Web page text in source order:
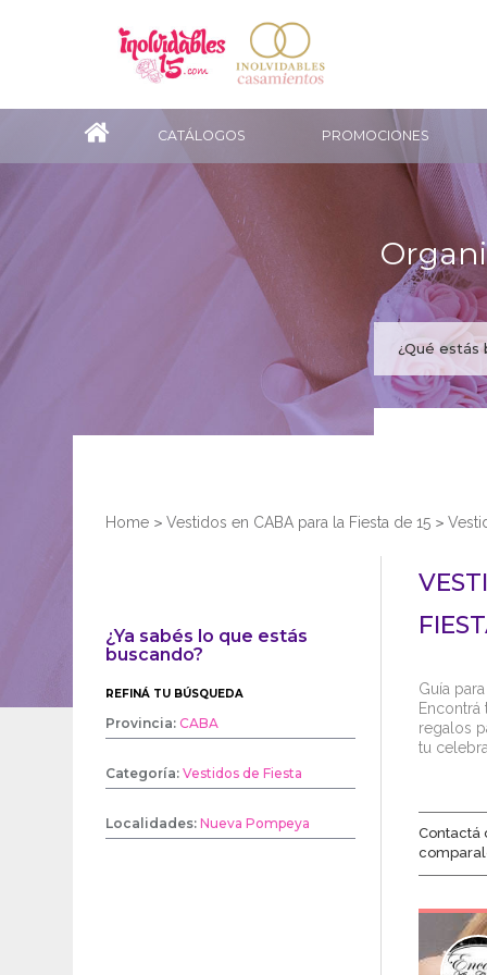
CATÁLOGOS PROMOCIONES
Home >Vestidos en CABA para la Fiesta de 15 >
¿Ya sabés lo que estás
buscando?
REFINÁ TU BÚSQUEDA
Provincia:CABA
Categoría:Vestidos de Fiesta
Localidades:Nueva Pompeya
Guía
Encontrá
regalos
tu
Contactá